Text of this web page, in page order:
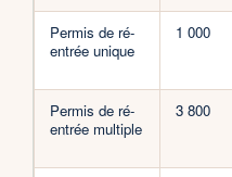
Permis de ré-
entrée unique
1 000
Permis de ré-
entrée multiple
3 800